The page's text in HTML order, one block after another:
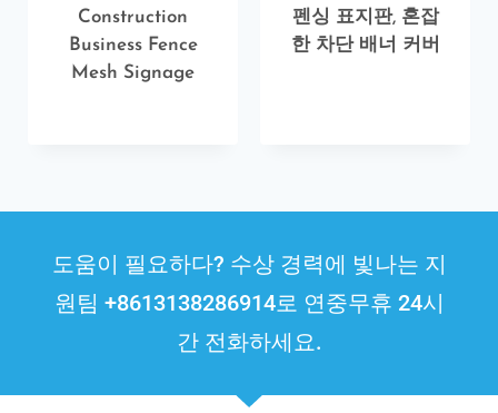
Construction
Business Fence
Mesh Signage
펜싱 표지판, 혼잡
한 차단 배너 커버
도움이 필요하다? 수상 경력에 빛나는 지
원팀 +8613138286914로 연중무휴 24시
간 전화하세요.